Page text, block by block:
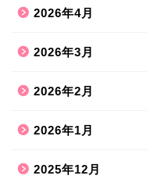
2026年4月
2026年3月
2026年2月
2026年1月
2025年12月